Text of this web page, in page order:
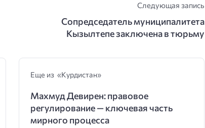
Следующая запись
Сопредседатель муниципалитета
Кызылтепе заключена в тюрьму
Еще из «Курдистан»
Махмуд Девирен: правовое
регулирование — ключевая часть
мирного процесса